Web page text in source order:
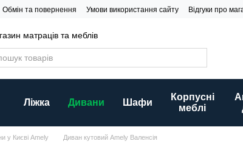
Обмін та повернення Умови використання сайту Відгуки про
матраців та меблів
Ліжка Дивани Шафи
Корпусні
меблі
у Києві Amely Диван кутовий Amely Валенсія